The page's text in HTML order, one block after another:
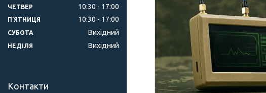
ЧЕТВЕР 10:30 17:00
ПʼЯТНИЦЯ 10:30 17:00
СУБОТА Вихідний
НЕДІЛЯ Вихідний
Контакти